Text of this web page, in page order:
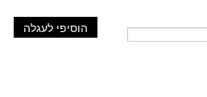
הוסיפי לעגלה